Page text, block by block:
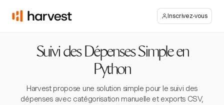
Inscrivez-vous
Suivi des Dépenses Simple en
Python
Harvest propose une solution simple pour le suivi des
dépenses avec catégorisation manuelle et exports CSV,